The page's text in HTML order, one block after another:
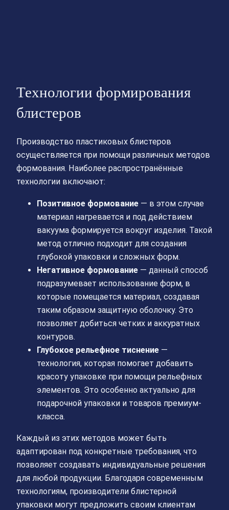
Технологии формирования
блистеров
Производство пластиковых блистеров
осуществляется при помощи различных методов
формования. Наиболее распространённые
технологии включают:
Позитивное формование — в этом случае
материал нагревается и под действием
вакуума формируется вокруг изделия. Такой
метод отлично подходит для создания
глубокой упаковки и сложных форм.
Негативное формование — данный способ
подразумевает использование форм, в
которые помещается материал, создавая
таким образом защитную оболочку. Это
позволяет добиться четких и аккуратных
контуров.
Глубокое рельефное тиснение —
технология, которая помогает добавить
красоту упаковке при помощи рельефных
элементов. Это особенно актуально для
подарочной упаковки и товаров премиум-
класса.
Каждый из этих методов может быть
адаптирован под конкретные требования, что
позволяет создавать индивидуальные решения
для любой продукции. Благодаря современным
технологиям, производители блистерной
упаковки могут предложить своим клиентам